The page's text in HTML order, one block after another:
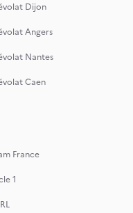
Dijon
Angers
Nantes
Caen
France
1